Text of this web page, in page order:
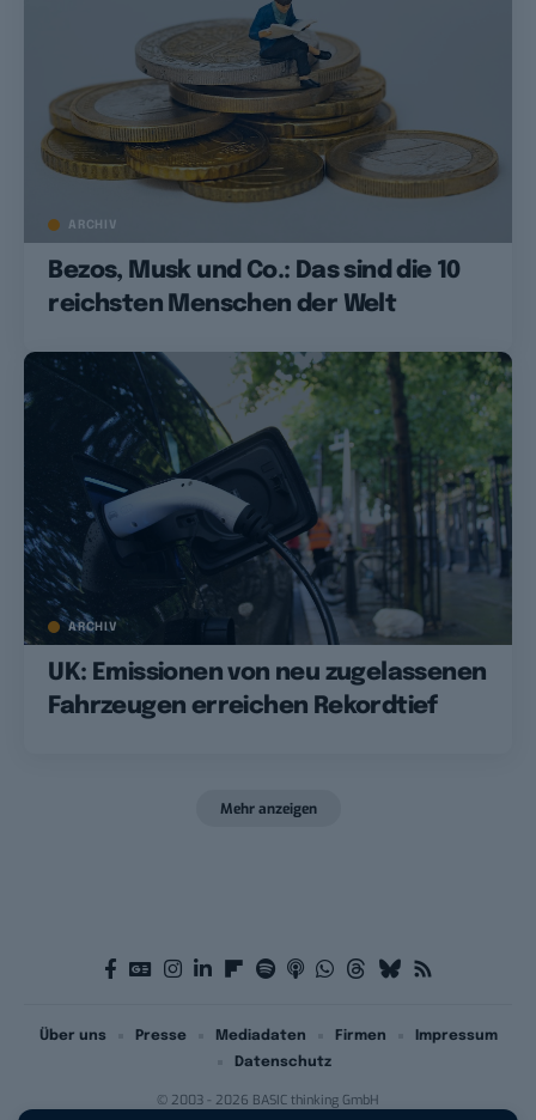
ARCHIV
Bezos, Musk und Co.: Das sind die 10
reichsten Menschen der Welt
ARCHIV
UK: Emissionen von neu zugelassenen
Fahrzeugen erreichen Rekordtief
Mehr anzeigen
© 2003 - 2026 BASIC thinking GmbH
Über uns Presse Mediadaten Firmen
Impressum
Datenschutz